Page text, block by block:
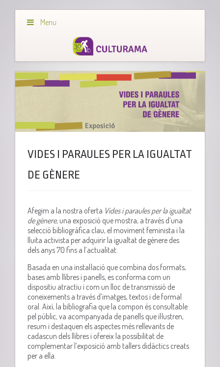
Menu
VIDES I PARAULES PER LA IGUALTAT
DE GÈNERE
Afegim a la nostra oferta Vides i paraules per la igualtat
de gènere, una exposició que mostra, a través d’una
selecció bibliogràfica clau, el moviment feminista i la
lluita activista per adquirir la igualtat de gènere des
dels anys 70 fins a l’actualitat.
Basada en una instal·lació que combina dos formats,
bases amb llibres i panells, es conforma com un
dispositiu atractiu i com un lloc de transmissió de
coneixements a través d’imatges, textos i de formal
oral.Així, la bibliografia que la compon és consultable
pel públic, va acompanyada de panells que il·lustren,
resum i destaquen els aspectes més rellevants de
cadascun dels llibres i ofereix la possibilitat de
complementar l’exposició amb tallers didàctics creats
per a ella.